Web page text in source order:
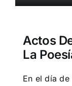
Actos
La
En el día